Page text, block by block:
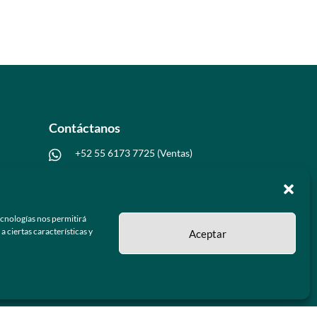
nos permitirá
ciertas características y
Aceptar
Contáctanos
 +52 55 6173 7725 (Ventas)